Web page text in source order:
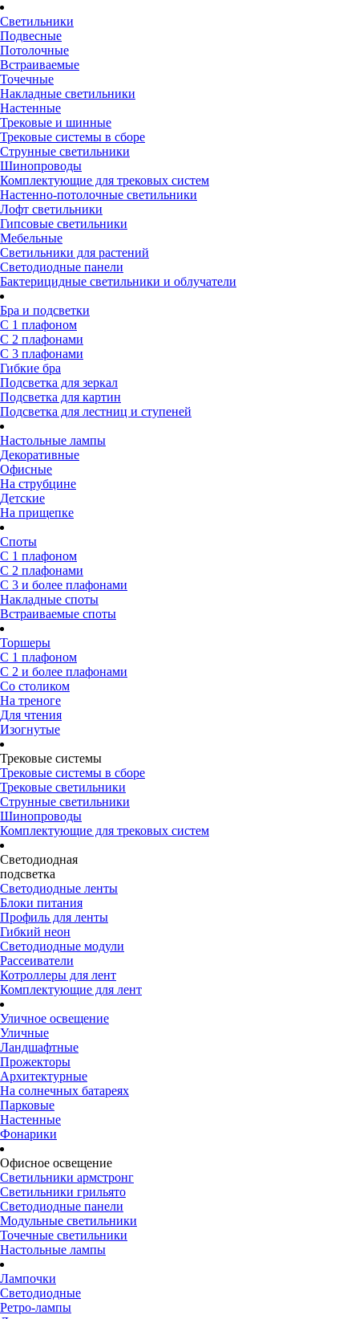
Светильники
Подвесные
Потолочные
Встраиваемые
Точечные
Накладные светильники
Настенные
Трековые и шинные
Трековые системы в сборе
Струнные светильники
Шинопроводы
Комплектующие для трековых систем
Настенно-потолочные светильники
Лофт светильники
Гипсовые светильники
Мебельные
Светильники для растений
Светодиодные панели
Бактерицидные светильники и облучатели
Бра и подсветки
С 1 плафоном
С 2 плафонами
С 3 плафонами
Гибкие бра
Подсветка для зеркал
Подсветка для картин
Подсветка для лестниц и ступеней
Настольные лампы
Декоративные
Офисные
На струбцине
Детские
На прищепке
Споты
С 1 плафоном
С 2 плафонами
С 3 и более плафонами
Накладные споты
Встраиваемые споты
Торшеры
С 1 плафоном
С 2 и более плафонами
Со столиком
На треноге
Для чтения
Изогнутые
Трековые системы
Трековые системы в сборе
Трековые светильники
Струнные светильники
Шинопроводы
Комплектующие для трековых систем
Светодиодная
подсветка
Светодиодные ленты
Блоки питания
Профиль для ленты
Гибкий неон
Светодиодные модули
Рассеиватели
Котроллеры для лент
Комплектующие для лент
Уличное освещение
Уличные
Ландшафтные
Прожекторы
Архитектурные
На солнечных батареях
Парковые
Настенные
Фонарики
Офисное освещение
Светильники армстронг
Светильники грильято
Светодиодные панели
Модульные светильники
Точечные светильники
Настольные лампы
Лампочки
Светодиодные
Ретро-лампы